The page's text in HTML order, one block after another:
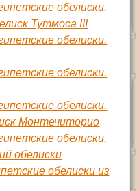
обелиски.
Тутмоса III
обелиски.
обелиски.
обелиски.
Монтечиторио
обелиски.
обелиски
обелиски из